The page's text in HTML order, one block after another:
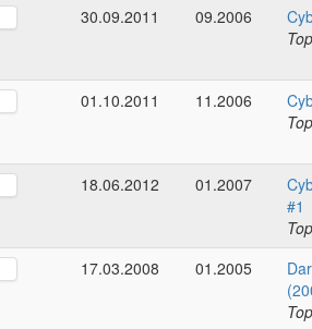
30.09.2011 09.2006
01.10.2011 11.2006
18.06.2012 01.2007
#1
17.03.2008
01.2005